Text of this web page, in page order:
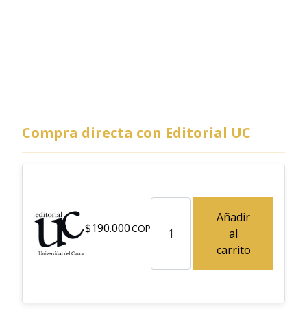
Compra directa con Editorial UC
$190.000
Andrés Marcelino Pérez de
Añadir
al
carrito